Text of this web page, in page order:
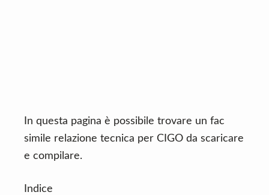
In questa pagina è possibile trovare un fac
simile relazione tecnica per CIGO da scaricare
e compilare.
Indice